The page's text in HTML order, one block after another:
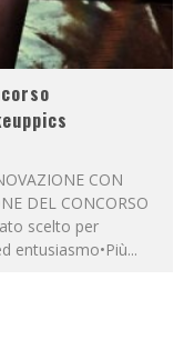
CON
DEL CONCORSO
scelto per
entusiasmo•Più...